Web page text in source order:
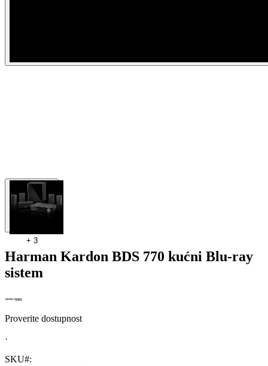
+ 3
Harman Kardon BDS 770 kućni Blu-ray
sistem
Proverite dostupnost
·
SKU#: